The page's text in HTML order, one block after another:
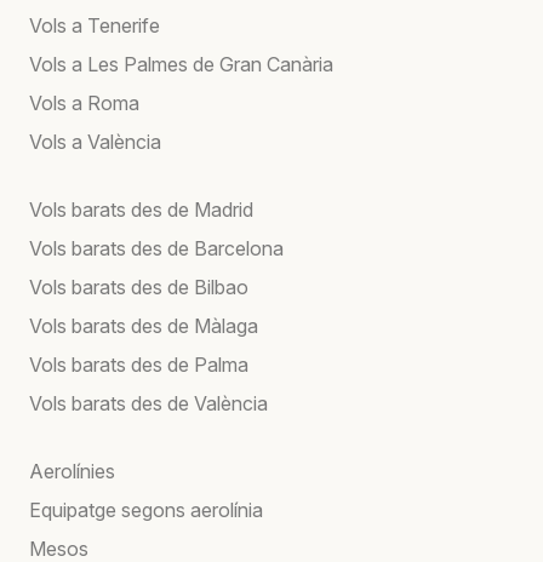
Vols a Tenerife
Vols a Les Palmes de Gran Canària
Vols a Roma
Vols a València
Vols barats des de Madrid
Vols barats des de Barcelona
Vols barats des de Bilbao
Vols barats des de Màlaga
Vols barats des de Palma
Vols barats des de València
Aerolínies
Equipatge segons aerolínia
Mesos